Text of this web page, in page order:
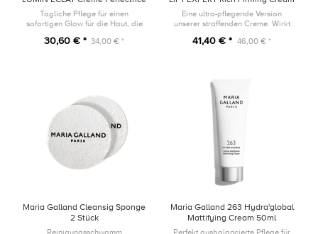
20ml
Tägliche Pflege für einen
sofortigen Glow für die Haut, die
ausgesetzt ist.
30,60 € * 34,00 € *
20ml
Eine ultra-pflegende Version
unserer straffenden Creme. Wirkt
den Kollagenabbau verantwortlich
41,40 € * 46,00 € *
Maria Galland Cleansig Sponge
2 Stück
Maria Galland 263 Hydra'global
Mattifying Cream 50ml